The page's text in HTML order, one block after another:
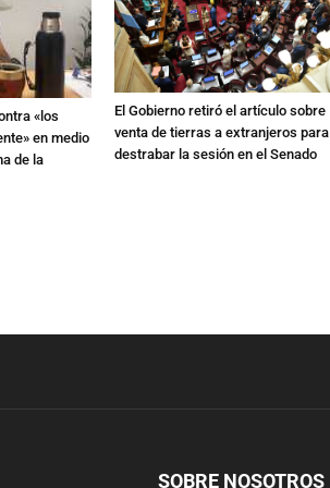
«los
en medio
de la
El Gobierno retiró el artículo sobre
venta de tierras a extranjeros para
destrabar la sesión en el Senado
SOBRE NOSOTROS